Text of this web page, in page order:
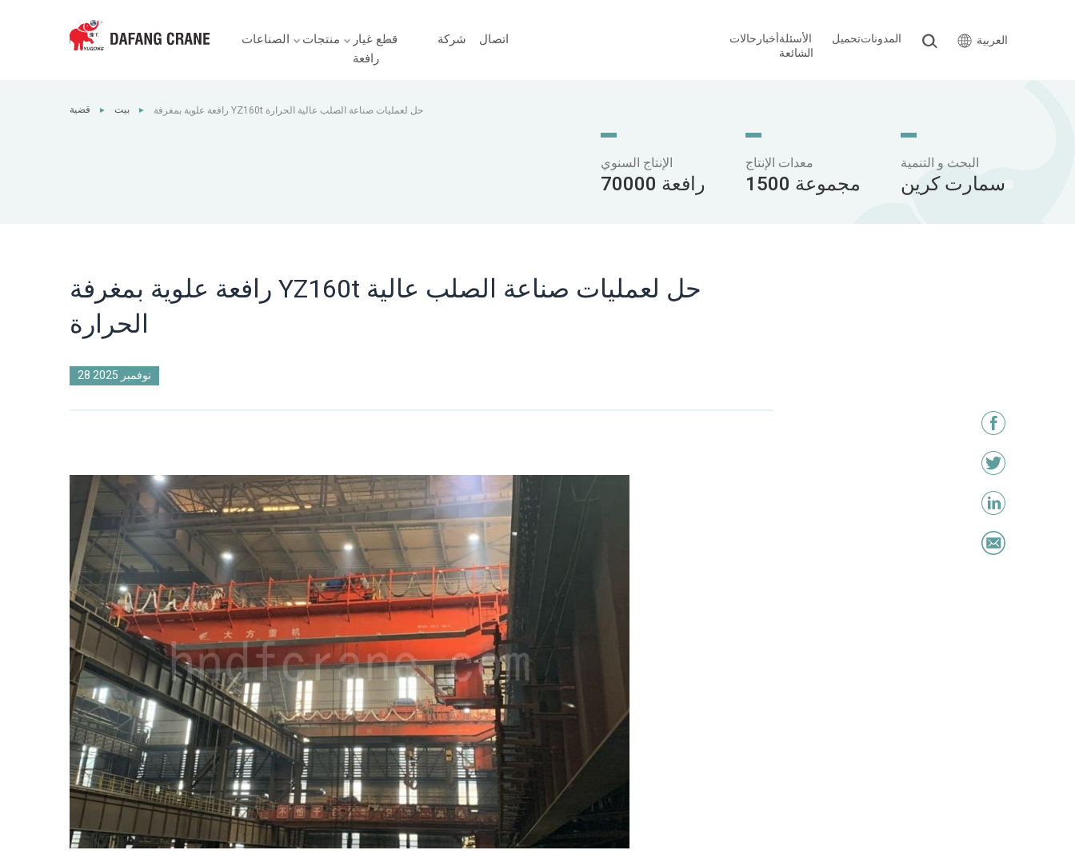
الصناعات منتجات
قطع غيار
رافعة
شركة اتصال حالاتأخبارالأسئلة
الشائعة
تحميلالمدونات العربية
بيت ► قضية ► رافعة علوية بمغرفة YZ160t حل لعمليات صناعة الصلب عالية الحرارة
الإنتاج السنوي
70000 رافعة
معدات الإنتاج
1500 مجموعة
البحث و التنمية
سمارت كرين
رافعة علوية بمغرفة YZ160t حل لعمليات صناعة الصلب عالية
الحرارة
28 نوفمبر 2025